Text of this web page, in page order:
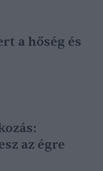
a hőség és
az égre